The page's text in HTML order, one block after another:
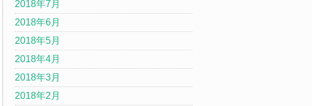
2018年7月
2018年6月
2018年5月
2018年4月
2018年3月
2018年2月